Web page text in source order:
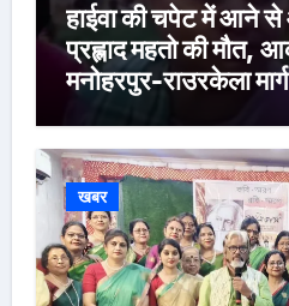
हाईवा की चपेट में आने से
प्रह्लाद महतो की मौत,
मनोहरपुर-राउरकेला
खबर